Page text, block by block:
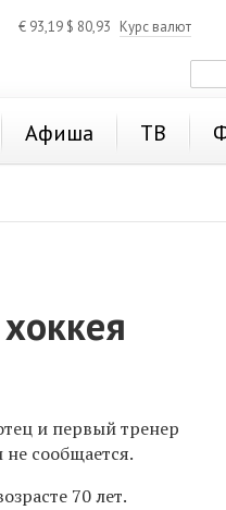
€ 93,19 $ 80,93 Курс валют
Афиша ТВ
и первый тренер
сообщается.
70 лет.